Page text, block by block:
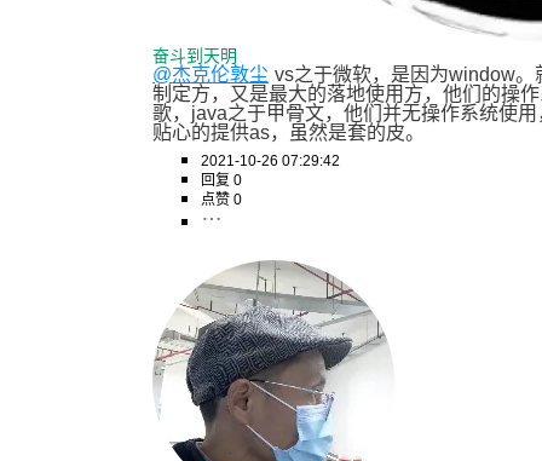
奋斗到天明
@杰克伦敦尘 vs之于微软，是因为window
制定方，又是最大的落地使用方，他们的操
歌，java之于甲骨文，他们并无操作系统使
贴心的提供as，虽然是套的皮。
2021-10-26 07:29:42
回复 0
点赞 0